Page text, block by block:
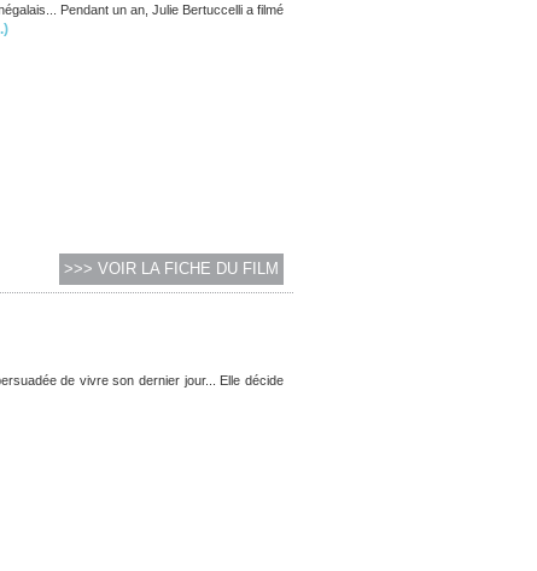
Pendant un an, Julie Bertuccelli a filmé
>>> VOIR LA FICHE DU FILM
de vivre son dernier jour... Elle décide